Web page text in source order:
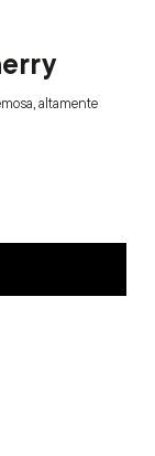
altamente